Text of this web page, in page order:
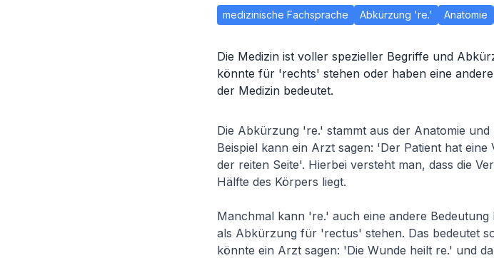
medizinische Fachsprache Abkürzung 're.' Anatomie
Die Medizin ist voller spezieller Begriffe und
könnte für 'rechts' stehen oder haben eine
der Medizin bedeutet.
Die Abkürzung 're.' stammt aus der Anatomie
Beispiel kann ein Arzt sagen: 'Der Patient hat
der reiten Seite'. Hierbei versteht man, dass die
Hälfte des Körpers liegt.
Manchmal kann 're.' auch eine andere
als Abkürzung für 'rectus' stehen. Das bedeutet
könnte ein Arzt sagen: 'Die Wunde heilt re.' und